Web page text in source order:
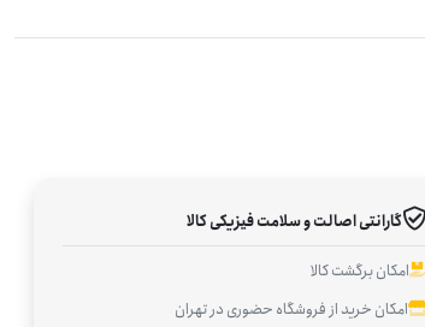
گارانتی اصالت و سلامت فیزیکی کالا
امکان برگشت کالا
امکان خرید از فروشگاه حضوری در تهران